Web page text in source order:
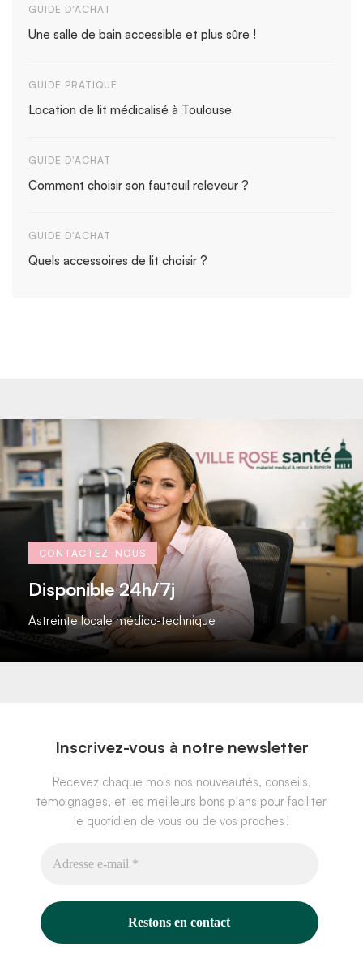
GUIDE D'ACHAT
Une salle de bain accessible et plus sûre !
GUIDE PRATIQUE
Location de lit médicalisé à Toulouse
GUIDE D'ACHAT
Comment choisir son fauteuil releveur ?
GUIDE D'ACHAT
Quels accessoires de lit choisir ?
CONTACTEZ-NOUS
Disponible 24h/7j​
Astreinte locale médico-technique
Inscrivez-vous à notre newsletter
Recevez chaque mois nos nouveautés, conseils,
témoignages, et les meilleurs bons plans pour faciliter
le quotidien de vous ou de vos proches !